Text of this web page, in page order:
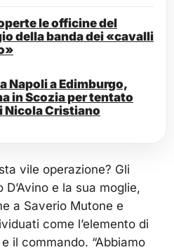
le officine del
della banda dei «cavalli
Napoli a Edimburgo,
in Scozia per tentato
Nicola Cristiano
vile operazione? Gli
e la sua moglie,
a Saverio Mutone e
come l’elemento di
il commando. “Abbiamo